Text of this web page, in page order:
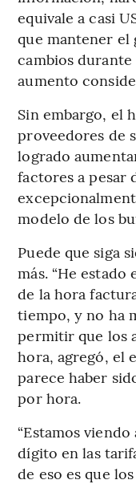
equivale a casi
que mantener el
cambios
aumento
Sin embargo, el
proveedores de
logrado
factores a pesar
modelo de los
Puede que siga
más. “He
de la hora
tiempo, y no ha
permitir que los
hora, agregó, el
parece haber
por hora.
“Estamos
dígito en las
de eso es que